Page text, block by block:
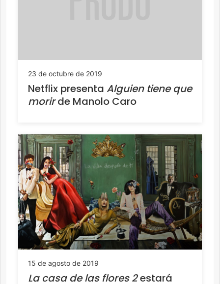
23 de octubre de 2019
Netflix presenta Alguien tiene que
morirde Manolo Caro
15 de agosto de 2019
La casa de las flores2estará